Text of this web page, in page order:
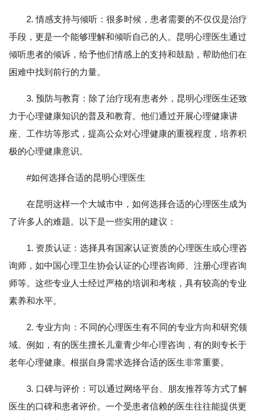
2. 情感支持与倾听：很多时候，患者需要的不仅仅是治疗
手段，更是一个能够理解和倾听自己的人。昆明心理医生通过
倾听患者的倾诉，给予他们情感上的支持和鼓励，帮助他们在
困难中找到前行的力量。
3. 预防与教育：除了治疗现有患者外，昆明心理医生还致
力于心理健康知识的普及和教育。他们通过开展心理健康讲
座、工作坊等形式，提高公众对心理健康的重视程度，培养积
极的心理健康意识。
#如何选择合适的昆明心理医生
在昆明这样一个大城市中，如何选择合适的心理医生成为
了许多人的难题。以下是一些实用的建议：
1. 资质认证：选择具有国家认证资质的心理医生或心理咨
询师，如中国心理卫生协会认证的心理咨询师、注册心理咨询
师等。这些专业人士经过严格的培训和考核，具有较高的专业
素养和水平。
2. 专业方向：不同的心理医生有不同的专业方向和研究领
域。例如，有的医生擅长儿童青少年心理咨询，有的则专长于
老年心理健康。根据自身需求选择合适的医生非常重要。
3. 口碑与评价：可以通过网络平台、朋友推荐等方式了解
医生的口碑和患者评价。一个受患者信赖的医生往往能提供更